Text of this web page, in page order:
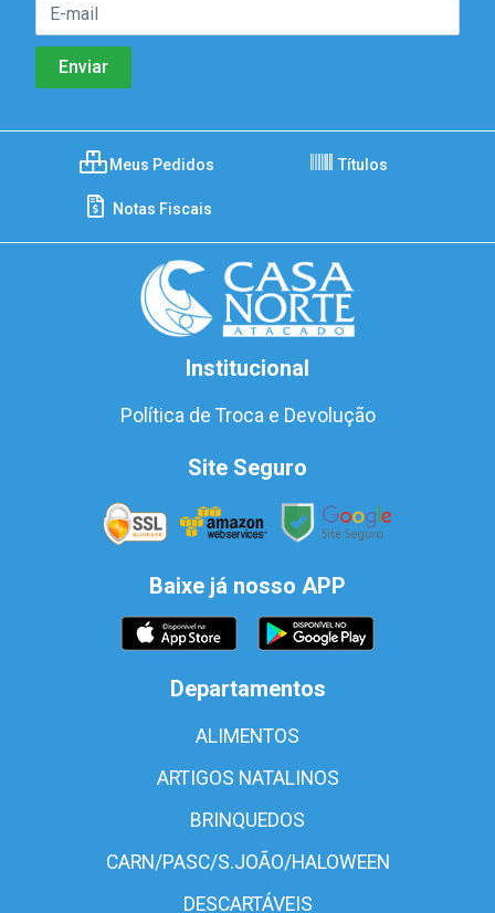
Meus Pedidos Títulos
Notas Fiscais
Institucional
Política de Troca e Devolução
Site Seguro
Baixe já nosso APP
Departamentos
ALIMENTOS
ARTIGOS NATALINOS
BRINQUEDOS
CARN/PASC/S.JOÃO/HALOWEEN
DESCARTÁVEIS